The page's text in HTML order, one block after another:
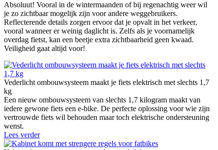
Absoluut! Vooral in de wintermaanden of bij regenachtig weer wil
je zo zichtbaar mogelijk zijn voor andere weggebruikers.
Reflecterende details zorgen ervoor dat je opvalt in het verkeer,
vooral wanneer er weinig daglicht is. Zelfs als je voornamelijk
overdag fietst, kan een beetje extra zichtbaarheid geen kwaad.
Veiligheid gaat altijd voor!
Vederlicht ombouwsysteem maakt je fiets elektrisch met slechts 1,7
kg
Een nieuw ombouwsysteem van slechts 1,7 kilogram maakt van
iedere gewone fiets een e-bike. De perfecte oplossing voor wie zijn
vertrouwde fiets wil behouden maar toch elektrische ondersteuning
wenst.
Lees verder